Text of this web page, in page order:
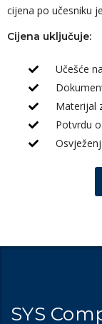
cijena po učesniku
Cijena uključuje:
Učešće
Materijal
Potvrdu
SYS